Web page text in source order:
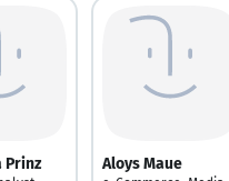
Prinz Aloys Maue